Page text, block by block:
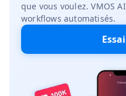
que vous voulez. VMOS
workflows automatisés.